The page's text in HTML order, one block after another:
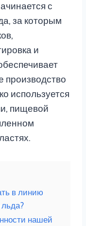
с
за которым
и
производство
используется
пищевой
в линию
льда?
нашей